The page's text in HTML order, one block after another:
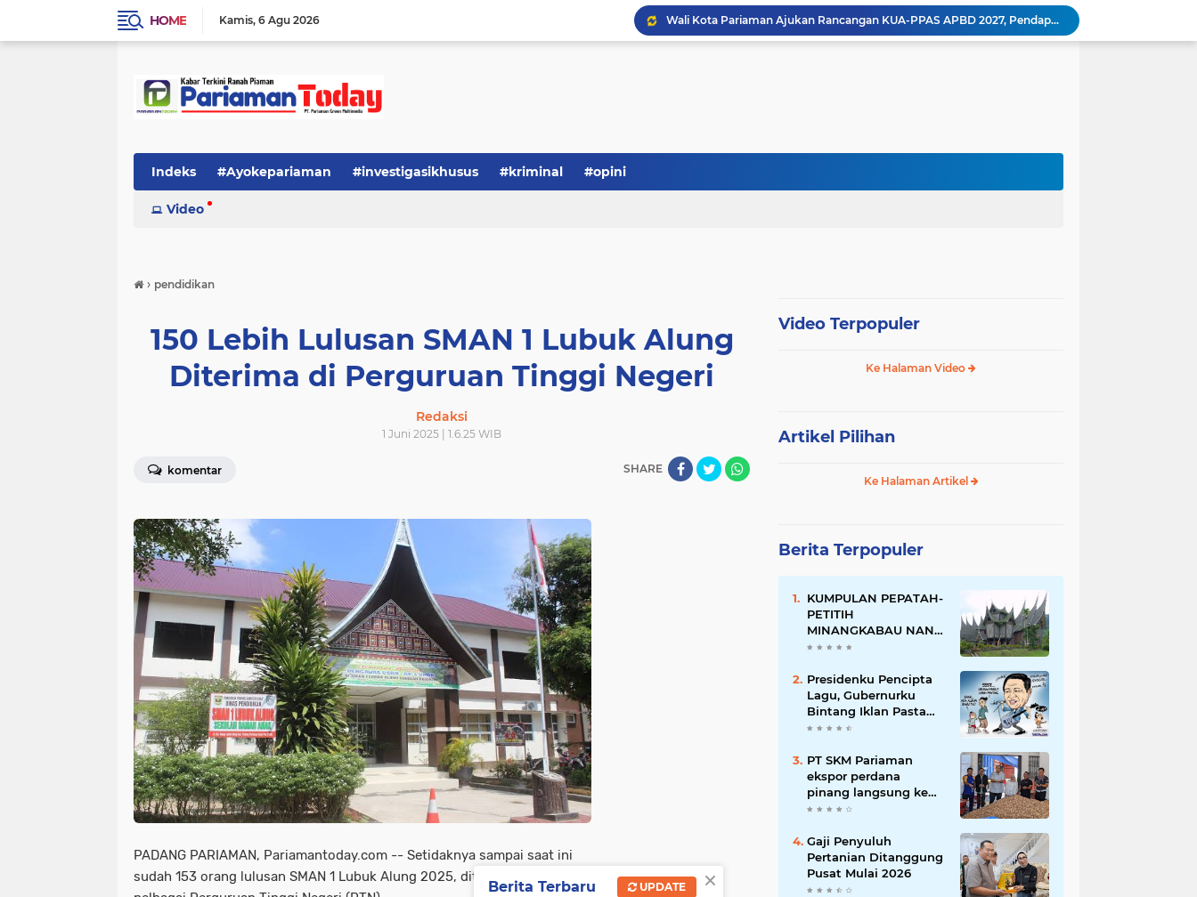
HOME Kamis 6 Agu 2026
Wali Kota Pariaman Ajukan Rancangan KUA-PPAS APBD 2027, Pendapatan Diproyeksikan Rp626,1 Miliar
Pemkot Pariaman Mulai Pusdiklat Paskibraka 2026, Wali Kota Tekankan Pentingnya Disiplin
Wali Kota Pariaman Bagikan Bibit Ikan Koi kepada Siswa SD untuk Edukasi Perikanan
Indeks #Ayokepariaman #investigasikhusus #kriminal #opini
Video
› pendidikan
150 Lebih Lulusan SMAN 1 Lubuk Alung
Diterima di Perguruan Tinggi Negeri
Redaksi
1 Juni 2025 | 1.6.25 WIB
komentar SHARE
PADANG PARIAMAN, Pariamantoday.com -- Setidaknya sampai saat ini
sudah 153 orang lulusan SMAN 1 Lubuk Alung 2025, diterima kuliah di
Video Terpopuler
Ke Halaman Video
Artikel Pilihan
Ke Halaman Artikel
Berita Terpopuler
KUMPULAN PEPATAH-
PETITIH
MINANGKABAU NAN
ELOK
Presidenku Pencipta
Lagu, Gubernurku
Bintang Iklan Pasta
Gigi
PT SKM Pariaman
ekspor perdana
pinang langsung ke
India
Gaji Penyuluh
Pertanian Ditanggung
Pusat Mulai 2026
×
Berita Terbaru UPDATE